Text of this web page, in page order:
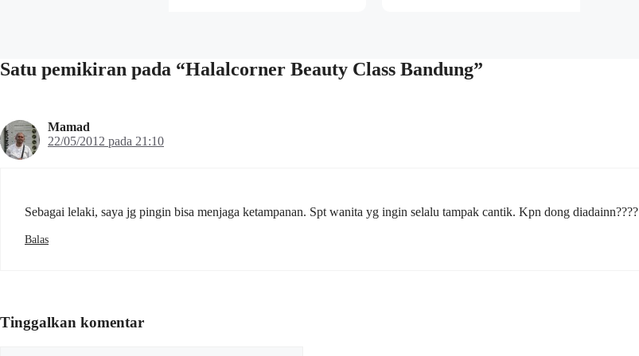
Satu pemikiran pada “Halalcorner Beauty Class Bandung”
Mamad
22/05/2012 pada 21:10
Sebagai lelaki, saya jg pingin bisa menjaga ketampanan. Spt wanita yg ingin selalu tampak cantik. Kpn dong diadainn????
Balas
Tinggalkan komentar